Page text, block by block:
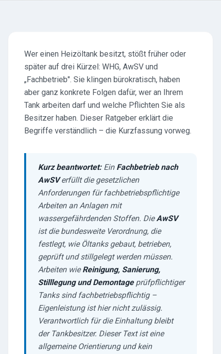
Wer einen Heizöltank besitzt, stößt früher oder
später auf drei Kürzel: WHG, AwSV und
„Fachbetrieb". Sie klingen bürokratisch, haben
aber ganz konkrete Folgen dafür, wer an Ihrem
Tank arbeiten darf und welche Pflichten Sie als
Besitzer haben. Dieser Ratgeber erklärt die
Begriffe verständlich – die Kurzfassung vorweg.
Kurz beantwortet:Ein Fachbetrieb nach
AwSVerfüllt die gesetzlichen
Anforderungen für fachbetriebspflichtige
Arbeiten an Anlagen mit
wassergefährdenden Stoffen. DieAwSV
ist die bundesweite Verordnung, die
festlegt, wie Öltanks gebaut, betrieben,
geprüft und stillgelegt werden müssen.
Arbeiten wieReinigung, Sanierung,
Stilllegung und Demontageprüfpflichtiger
Tanks sind fachbetriebspflichtig –
Eigenleistung ist hier nicht zulässig.
Verantwortlich für die Einhaltung bleibt
der Tankbesitzer. Dieser Text ist eine
allgemeine Orientierung und kein